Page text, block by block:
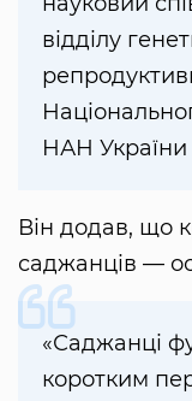
відділу
НАН
Він додав, що
саджанців —
«Саджанці
коротким